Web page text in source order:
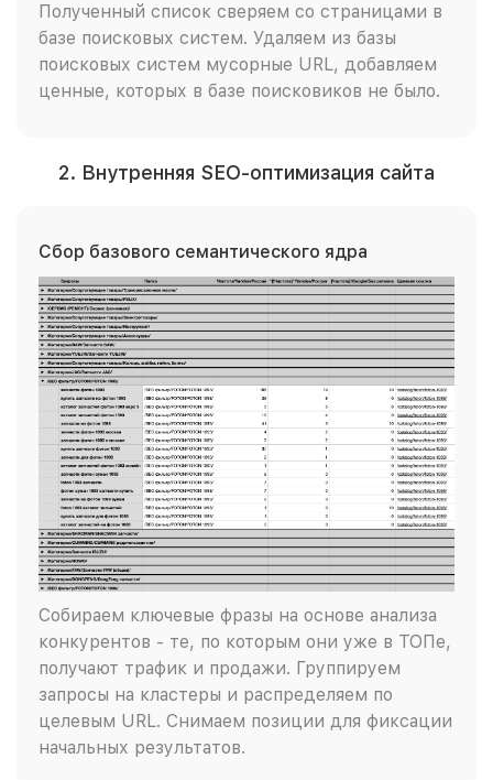
Полученный список сверяем со страницами в
базе поисковых систем. Удаляем из базы
поисковых систем мусорные URL, добавляем
ценные, которых в базе поисковиков не было.
2. Внутренняя SEO-оптимизация сайта
Сбор базового семантического ядра
Собираем ключевые фразы на основе анализа
конкурентов - те, по которым они уже в ТОПе,
получают трафик и продажи. Группируем
запросы на кластеры и распределяем по
целевым URL. Снимаем позиции для фиксации
начальных результатов.